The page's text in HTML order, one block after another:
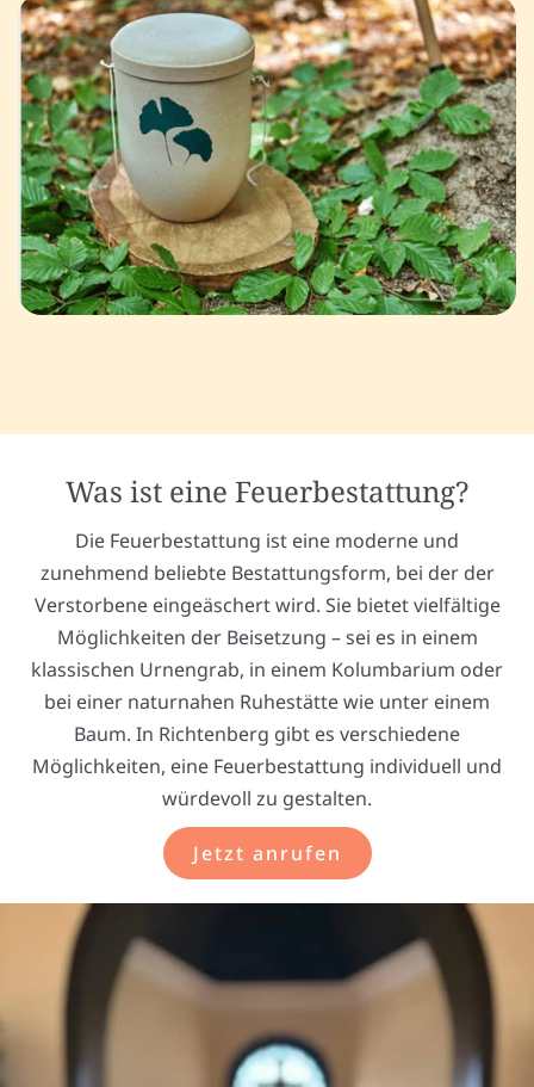
Was ist eine Feuerbestattung?
Die Feuerbestattung ist eine moderne und
zunehmend beliebte Bestattungsform, bei der der
Verstorbene eingeäschert wird. Sie bietet vielfältige
Möglichkeiten der Beisetzung – sei es in einem
klassischen Urnengrab, in einem Kolumbarium oder
bei einer naturnahen Ruhestätte wie unter einem
Baum. In Richtenberg gibt es verschiedene
Möglichkeiten, eine Feuerbestattung individuell und
würdevoll zu gestalten.
Jetzt anrufen